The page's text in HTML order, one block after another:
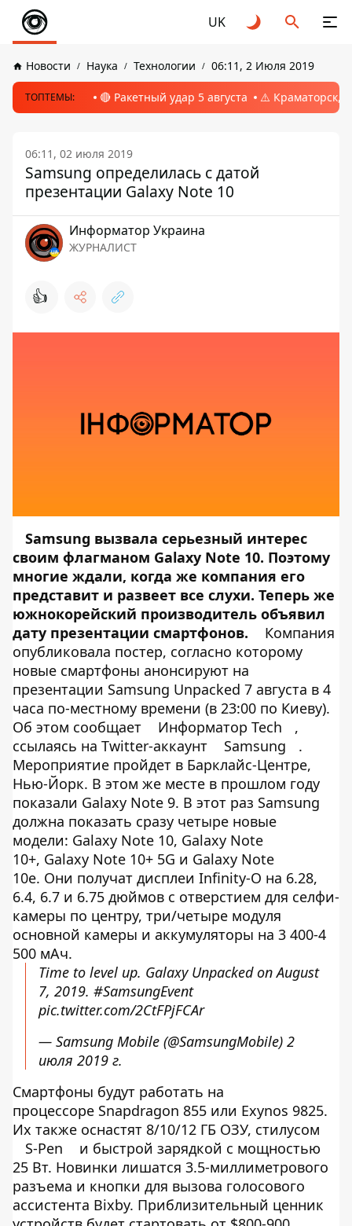
UK
Новости Наука Технологии 06:11, 2 Июля 2019
ТОПТЕМЫ: 🔴 Ракетный удар 5 августа ⚠️ Краматорск,
06:11, 02 июля 2019
Samsung определилась с датой
презентации Galaxy Note 10
Информатор Украина
ЖУРНАЛИСТ
👍
Samsung вызвала серьезный интерес
своим флагманом Galaxy Note 10. Поэтому
многие ждали, когда же компания его
представит и развеет все слухи. Теперь же
южнокорейский производитель объявил
дату презентации смартфонов.
Компания
опубликовала постер, согласно которому
новые смартфоны анонсируют на
презентации Samsung Unpacked 7 августа в 4
часа по-местному времени (в 23:00 по Киеву).
Об этом сообщает
Информатор Tech
,
ссылаясь на Twitter-аккаунт
Samsung
.
Мероприятие пройдет в Барклайс-Центре,
Нью-Йорк. В этом же месте в прошлом году
показали Galaxy Note 9. В этот раз Samsung
должна показать сразу четыре новые
модели: Galaxy Note 10, Galaxy Note
10+, Galaxy Note 10+ 5G и Galaxy Note
10e. Они получат дисплеи Infinity-O на 6.28,
6.4, 6.7 и 6.75 дюймов с отверстием для селфи-
камеры по центру, три/четыре модуля
основной камеры и аккумуляторы на 3 400-4
500 мАч.
Time to level up. Galaxy Unpacked on August
7, 2019. #SamsungEvent
pic.twitter.com/2CtFPjFCAr
— Samsung Mobile (@SamsungMobile) 2
июля 2019 г.
Смартфоны будут работать на
процессоре Snapdragon 855 или Exynos 9825.
Их также оснастят 8/10/12 ГБ ОЗУ, стилусом
S-Pen
и быстрой зарядкой с мощностью
25 Вт. Новинки лишатся 3.5-миллиметрового
разъема и кнопки для вызова голосового
ассистента Bixby. Приблизительный ценник